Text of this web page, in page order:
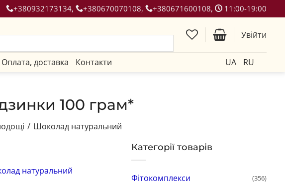
+380932173134, +380670070108, +380671600108, 11:00-19:00
Увійти
Оплата, доставка Контакти UA RU
100 грам*
/ Шоколад натуральний
Категорії товарів
Фітокомплекси (356)
натуральний